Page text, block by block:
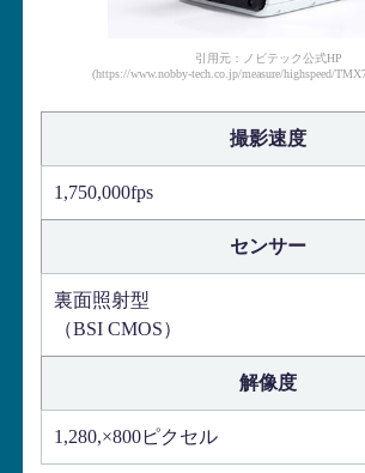
引用元：ノビテック公式HP
(https://www.nobby-tech.co.jp/measure/highspeed/
撮影速度
1,750,000fps
センサー
裏面照射型
（BSI CMOS）
解像度
1,280,×800ピクセル